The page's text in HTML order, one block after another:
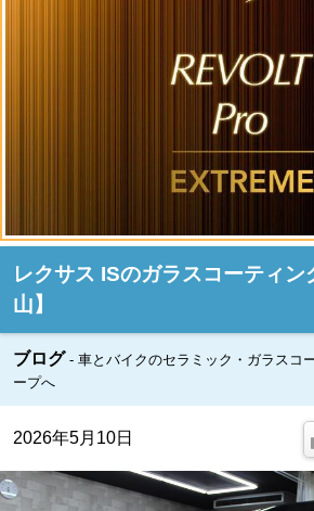
レクサス ISのガラスコーティン
山】
ブログ
車とバイクのセラミック・ガラスコ
ープへ
2026年5月10日